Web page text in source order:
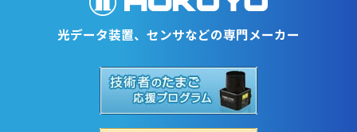
光データ装置、センサなどの専門メーカー